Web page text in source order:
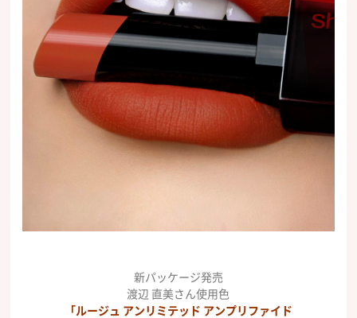
新パッケージ発売
渡辺 直美さん使用色
「ルージュ アンリミテッド アンプリファイド